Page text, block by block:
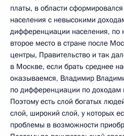
платы, в области
населения с невысокими
дифференциации населения, по
второе место в стране после
центры, Правительство и так
в Москве, если брать среднее
оказываемся, Владимир
по дифференциации по доходам
Поэтому есть слой богатых
слой, широкий слой, у которых
проблемы в возможности